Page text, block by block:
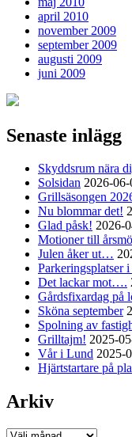
april 2010
november 2009
september 2009
augusti 2009
juni 2009
Senaste inlägg
Skyddsrum nära
Solsidan 2026-06-
Grillsäsongen
Nu blommar det!
Glad påsk! 2026-
Motioner till
Julen åker ut…
Parkeringsplatser
Det lackar mot….
Gårdsfixardag på
Sköna september
Spolning av
Grilltajm! 2025-
Vår i Lund 2025-
Hjärtstartare på
Arkiv